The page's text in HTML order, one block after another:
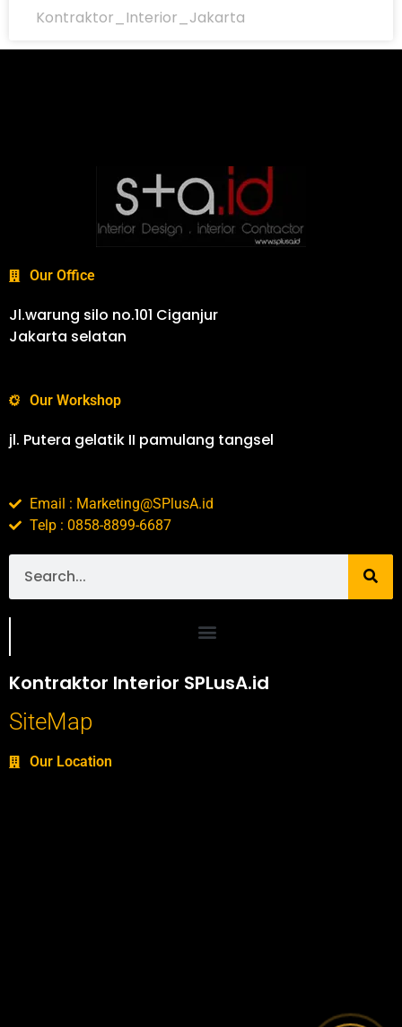
Kontraktor_Interior_Jakarta
Our Office
Jl.warung silo no.101 Ciganjur
Jakarta selatan
Our Workshop
jl. Putera gelatik II pamulang tangsel
Email : Marketing@SPlusA.id
Telp : 0858-8899-6687
Kontraktor Interior SPLusA.id
SiteMap
Our Location